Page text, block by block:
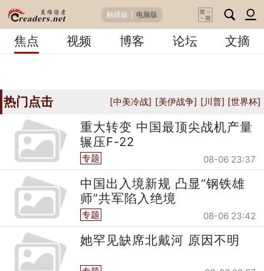
触摸版 电脑版
焦点 视频 博客 论坛 文摘
[中美冷战] [美伊战争] [川普] [世界杯]
热门点击
重大转变 中国最顶尖战机产量
辗压F-22
专题 08-06 23:37
中国出入境新规 凸显“钢铁雄
师”共军陷入绝境
专题 08-06 23:42
她罕见缺席北戴河 原因不明